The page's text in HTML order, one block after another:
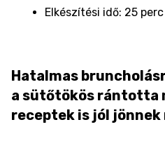
Elkészítési idő: 25 perc
Hatalmas
a sütőtökös rántotta
receptek is jól jönnek